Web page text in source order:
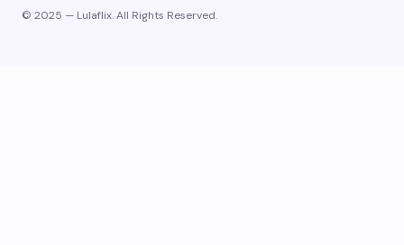
© 2025 — Lulaflix. All Rights Reserved.